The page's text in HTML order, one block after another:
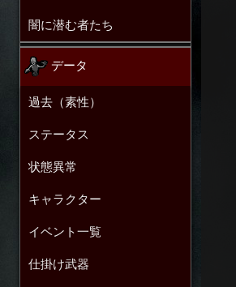
闇に潜む者たち
データ
過去（素性）
ステータス
状態異常
キャラクター
イベント一覧
仕掛け武器